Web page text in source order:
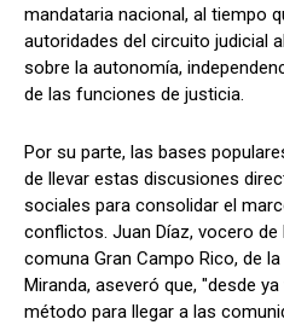
mandataria nacional, al tiempo
autoridades del circuito judicial
sobre la autonomía,
de las funciones de justicia.
Por su parte, las bases
de llevar estas discusiones
sociales para consolidar el
conflictos. Juan Díaz, vocero
comuna Gran Campo Rico, de
Miranda, aseveró que, "desde
método para llegar a las